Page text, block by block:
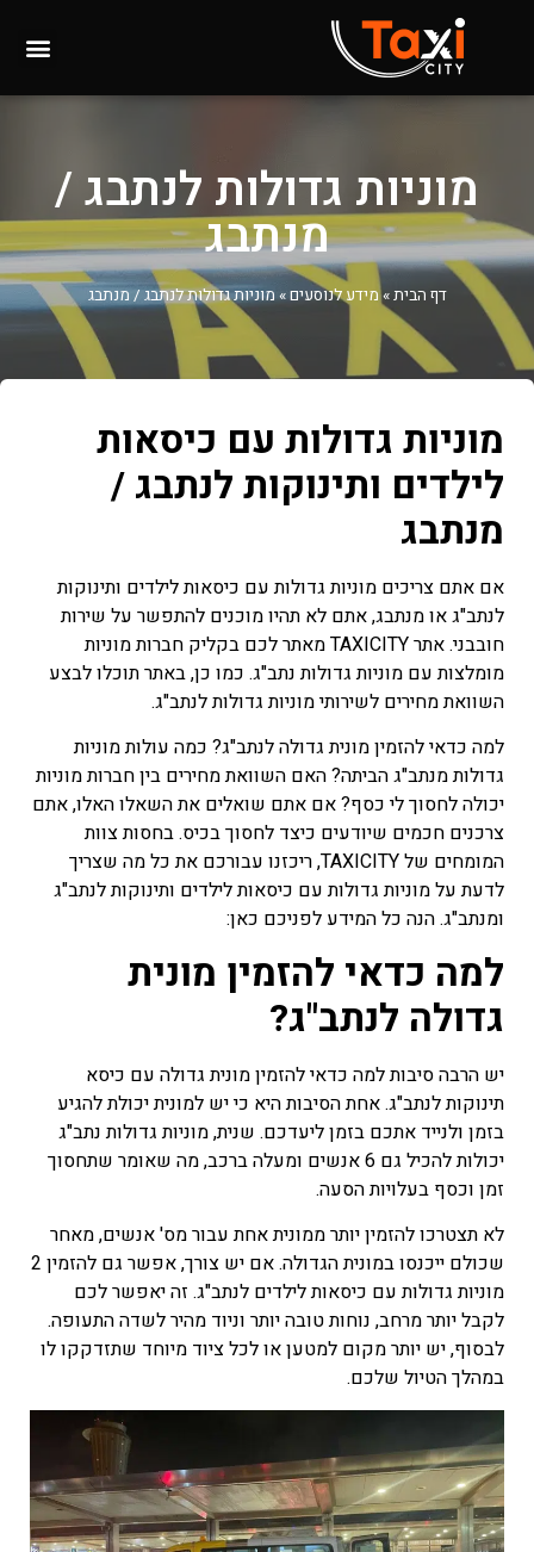
מוניות גדולות לנתבג /
מנתבג
דף הבית»מידע לנוסעים»מוניות גדולות לנתבג / מנתבג
מוניות גדולות עם כיסאות
לילדים ותינוקות לנתבג /
מנתבג
אם אתם צריכים מוניות גדולות עם כיסאות לילדים ותינוקות
לנתב"ג או מנתבג, אתם לא תהיו מוכנים להתפשר על שירות
חובבני. אתר TAXICITY מאתר לכם בקליק חברות מוניות
מומלצות עם מוניות גדולות נתב"ג. כמו כן, באתר תוכלו לבצע
השוואת מחירים לשירותי מוניות גדולות לנתב"ג.
למה כדאי להזמין מונית גדולה לנתב"ג? כמה עולות מוניות
גדולות מנתב"ג הביתה? האם השוואת מחירים בין חברות מוניות
יכולה לחסוך לי כסף? אם אתם שואלים את השאלו האלו, אתם
צרכנים חכמים שיודעים כיצד לחסוך בכיס. בחסות צוות
המומחים של TAXICITY, ריכזנו עבורכם את כל מה שצריך
לדעת על מוניות גדולות עם כיסאות לילדים ותינוקות לנתב"ג
ומנתב"ג. הנה כל המידע לפניכם כאן:
למה כדאי להזמין מונית
גדולה לנתב"ג?
יש הרבה סיבות למה כדאי להזמין מונית גדולה עם כיסא
תינוקות לנתב"ג. אחת הסיבות היא כי יש למונית יכולת להגיע
בזמן ולנייד אתכם בזמן ליעדכם. שנית, מוניות גדולות נתב"ג
יכולות להכיל גם 6 אנשים ומעלה ברכב, מה שאומר שתחסוך
זמן וכסף בעלויות הסעה.
לא תצטרכו להזמין יותר ממונית אחת עבור מס' אנשים, מאחר
שכולם ייכנסו במונית הגדולה. אם יש צורך, אפשר גם להזמין 2
מוניות גדולות עם כיסאות לילדים לנתב"ג. זה יאפשר לכם
לקבל יותר מרחב, נוחות טובה יותר וניוד מהיר לשדה התעופה.
לבסוף, יש יותר מקום למטען או לכל ציוד מיוחד שתזדקקו לו
במהלך הטיול שלכם.